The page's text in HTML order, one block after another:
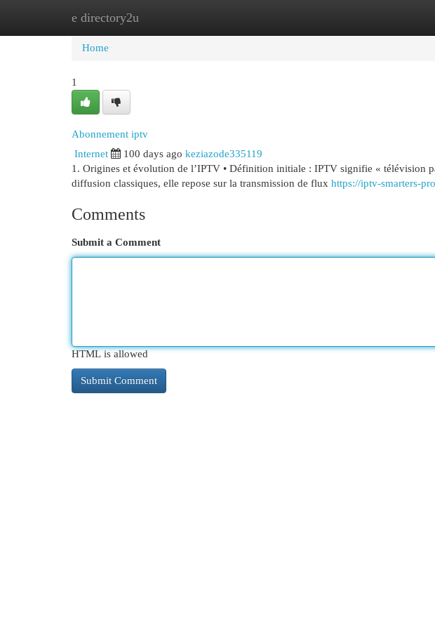
e directory2u
Home
Home
1
Abonnement iptv
Internet 100 days ago keziazode335119
1. Origines et évolution de l’IPTV • Définition initiale : IPTV signifie « télévision
diffusion classiques, elle repose sur la transmission de flux https://iptv-smarters-
Comments
Submit a Comment
HTML is allowed